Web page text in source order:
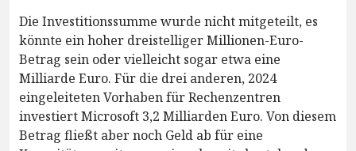
Die Investitionssumme wurde nicht mitgeteilt, es
könnte ein hoher dreistelliger Millionen-Euro-
Betrag sein oder vielleicht sogar etwa eine
Milliarde Euro. Für die drei anderen, 2024
eingeleiteten Vorhaben für Rechenzentren
investiert Microsoft 3,2 Milliarden Euro. Von diesem
Betrag fließt aber noch Geld ab für eine